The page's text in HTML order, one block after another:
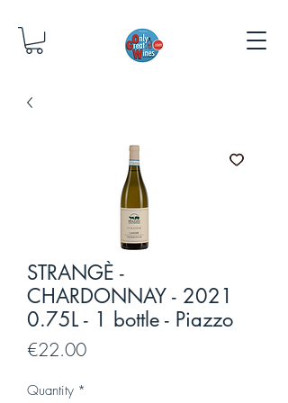
STRANGÈ -
CHARDONNAY - 2021
0.75L - 1 bottle - Piazzo
€22.00Price
Quantity *